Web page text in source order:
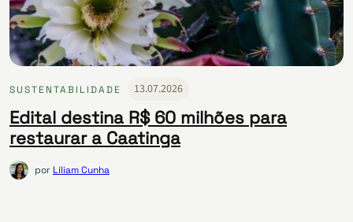
SUSTENTABILIDADE 13.07.2026
Edital destina R$ 60 milhões para
restaurar a Caatinga
por Líliam Cunha